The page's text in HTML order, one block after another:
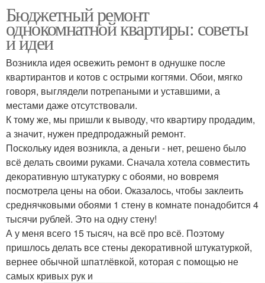
Бюджетный ремонт
однокомнатной квартиры: советы
и идеи
Возникла идея освежить ремонт в однушке после
квартирантов и котов с острыми когтями. Обои, мягко
говоря, выглядели потрепаными и уставшими, а
местами даже отсутствовали.
К тому же, мы пришли к выводу, что квартиру продадим,
а значит, нужен предпродажный ремонт.
Поскольку идея возникла, а деньги - нет, решено было
всё делать своими руками. Сначала хотела совместить
декоративную штукатурку с обоями, но вовремя
посмотрела цены на обои. Оказалось, чтобы заклеить
среднячковыми обоями 1 стену в комнате понадобится 4
тысячи рублей. Это на одну стену!
А у меня всего 15 тысяч, на всё про всё. Поэтому
пришлось делать все стены декоративной штукатуркой,
вернее обычной шпатлёвкой, которая с помощью не
самых кривых рук и